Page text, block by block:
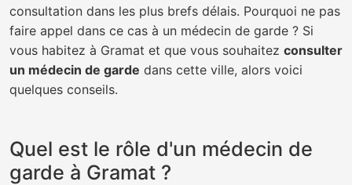
consultation dans les plus brefs délais. Pourquoi ne pas
faire appel dans ce cas à un médecin de garde ? Si
vous habitez à Gramat et que vous souhaitez consulter
un médecin de garde dans cette ville, alors voici
quelques conseils.
Quel est le rôle d'un médecin de
garde à Gramat ?